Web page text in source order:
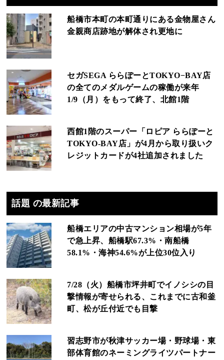
船橋市本町の本町通りにある金物屋さん
金親商店跡地が解体され更地に
セガSEGA ららぽーとTOKYO−BAY店
の全てのメダルゲームの稼働が来年
1/9（月）をもって終了、北館1階
西館1階のスーパー「ロピア ららぽーと
TOKYO‐BAY店」が4月から取り扱いク
レジットカードが4社追加されました
話題 の最新記事
船橋エリアの中古マンション相場が5年
で急上昇、船橋駅67.3%・南船橋
58.1%・海神54.6%が上位30位入り
7/28（火）船橋市坪井町でイノシシの目
撃情報が寄せられる、これまでに古和釜
町、松が丘付近でも目撃
習志野市が秋津サッカー場・野球場・東
部体育館のネーミングライツパートナー